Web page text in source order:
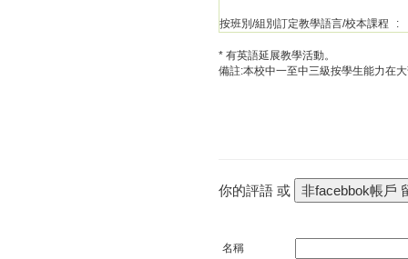
按班別/組別訂定教學語言/校本課程 :
* 有英語延展教學活動。
備註:本校中一至中三級按學生能力在
你的評語 或
名稱